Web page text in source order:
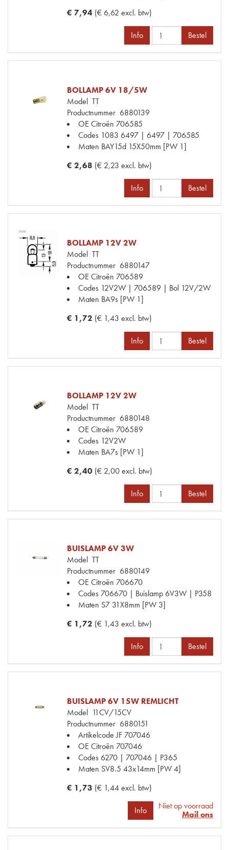
€ 7,94 (€ 6,62 excl. btw)
Info Bestel
BOLLAMP 6V 18/5W
Model TT
Productnummer 6880139
OE Citroën 706585
Codes 1083 6497 | 6497 | 706585
Maten BAY15d 15X50mm [PW 1]
€ 2,68 (€ 2,23 excl. btw)
Info Bestel
BOLLAMP 12V 2W
Model TT
Productnummer 6880147
OE Citroën 706589
Codes 12V2W | 706589 | Bol 12V/2W
Maten BA9s [PW 1]
€ 1,72 (€ 1,43 excl. btw)
Info Bestel
BOLLAMP 12V 2W
Model TT
Productnummer 6880148
OE Citroën 706589
Codes 12V2W
Maten BA7s [PW 1]
€ 2,40 (€ 2,00 excl. btw)
Info Bestel
BUISLAMP 6V 3W
Model TT
Productnummer 6880149
OE Citroën 706670
Codes 706670 | Buislamp 6V3W | P358
Maten S7 31X8mm [PW 3]
€ 1,72 (€ 1,43 excl. btw)
Info Bestel
BUISLAMP 6V 15W REMLICHT
Model 11CV/15CV
Productnummer 6880151
Artikelcode JF 707046
OE Citroën 707046
Codes 6270 | 707046 | P365
Maten SV8.5 43x14mm [PW 4]
€ 1,73 (€ 1,44 excl. btw)
Info
Niet op voorraad
Mail ons